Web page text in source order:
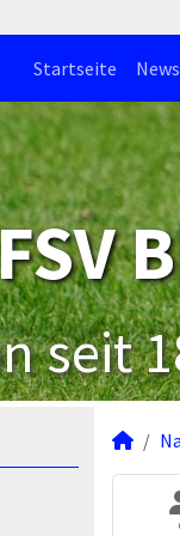
Startseite News
seit